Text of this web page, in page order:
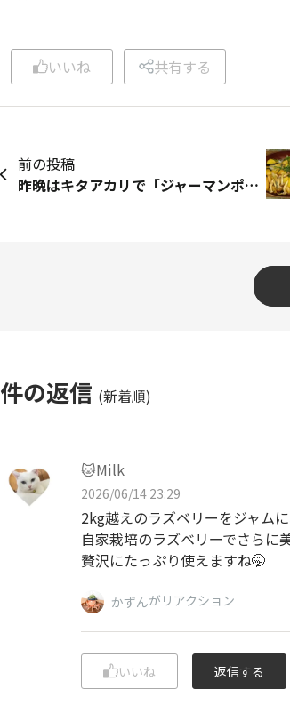
いいね 共有する
前の投稿
昨晩はキタアカリで「ジャーマンポテト」🇩🇪🥔
件の返信 (新着順)
🐱Milk
2026/06/14 23:29
2kg越えのラズベリーをジャム
自家栽培のラズベリーでさらに
贅沢にたっぷり使えますね🤭
かずんがリアクション
いいね 返信する